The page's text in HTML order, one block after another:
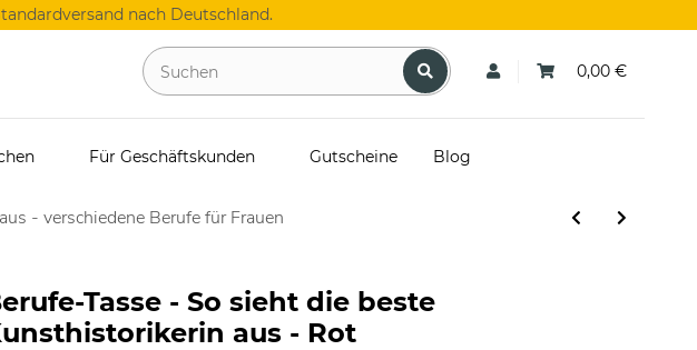
nach Deutschland.
0,00 €
Für Geschäftskunden Gutscheine Blog
- verschiedene Berufe für Frauen
Tasse - So sieht die beste
aus - Rot